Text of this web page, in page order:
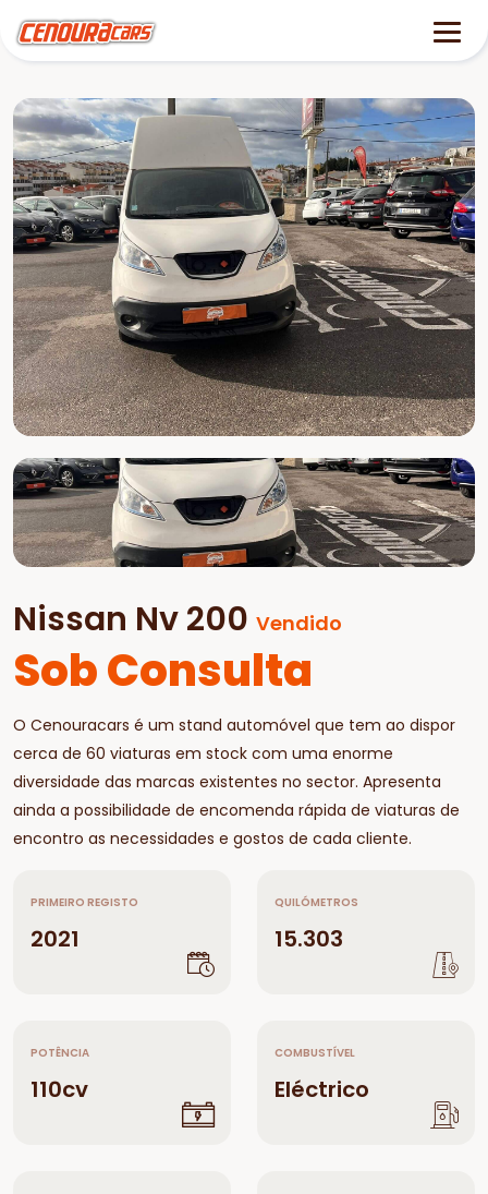
Nissan Nv 200 Vendido
Sob Consulta
O Cenouracars é um stand automóvel que tem ao dispor
cerca de 60 viaturas em stock com uma enorme
diversidade das marcas existentes no sector. Apresenta
ainda a possibilidade de encomenda rápida de viaturas de
encontro as necessidades e gostos de cada cliente.
PRIMEIRO REGISTO
2021
QUILÓMETROS
15.303
POTÊNCIA
110cv
COMBUSTÍVEL
Eléctrico